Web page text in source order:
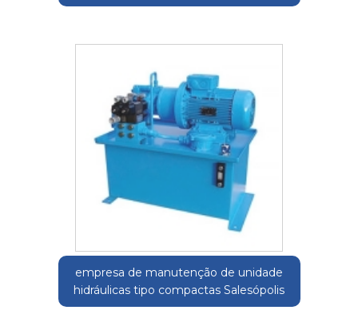
empresa de manutenção de unidade
hidráulicas tipo compactas Salesópolis